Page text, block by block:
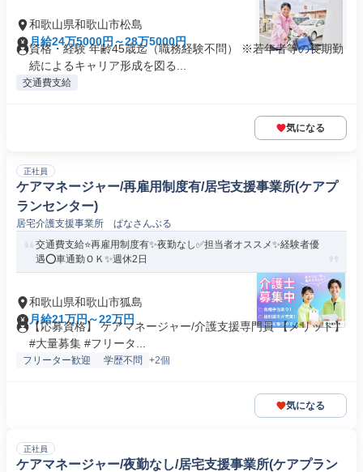
和歌山県和歌山市松島
月給24万5000円～28万5000円
資格・経験 年齢45歳迄（職務経験不問） ※若年者等の長期勤
続によるキャリア形成を図る...
交通費支給
気になる
正社員
ケアマネージャー/再雇用制度有/居宅支援事業所(ケアプ
ランセンター)
居宅介護支援事業所 ぱなさんぶる
交通費支給⭐️再雇用制度有✨夜勤なし✅️担当者オススメ✨経験者優
遇⭕️車通勤ＯＫ✨週休2日
和歌山県和歌山市狐島
月給21万円～22万円
【応募資格】 ケアマネージャー/介護支援専門員 【メリット】
#大量募集 #フリータ...
フリーター歓迎 学歴不問 +2個
気になる
正社員
ケアマネージャー/夜勤なし/居宅支援事業所(ケアプラン